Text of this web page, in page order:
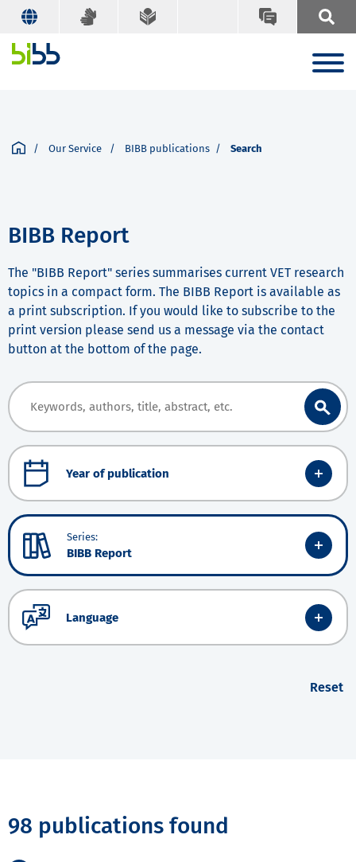
Our Service BIBB publications Search
BIBB Report
The "BIBB Report" series summarises current VET research
topics in a compact form. The BIBB Report is available as
a print subscription. If you would like to subscribe to the
print version please send us a message via the contact
button at the bottom of the page.
Year of publication
Series:
BIBB Report
Language
Reset
98 publications found